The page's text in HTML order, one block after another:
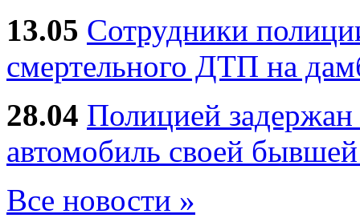
13.05 Сотрудники
смертельного ДТП на
28.04 Полицией
автомобиль своей
Все новости »